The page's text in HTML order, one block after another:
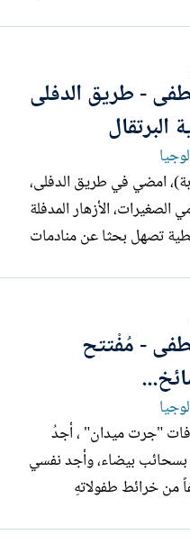
إنها ذكريات العطف
المتجاوبة في جميع الحالات.
- طريق الدفلى
البرتقال
امضي في طريق الدفلى،
الصغيرات، الأزهار المدفلة
تصهل بحثا عن منادمات
وليمونها ورمانها
لدغدغات أصابع
- مُفْتتح
"جرت ميدان" ، أجدُ
بسحائب بيضاء، وأجد نفسي
من خرائط طفولاتهِ